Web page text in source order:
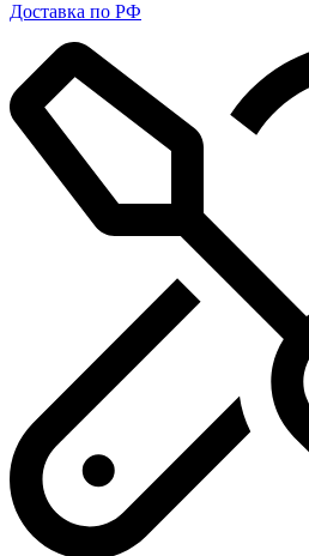
Доставка по РФ